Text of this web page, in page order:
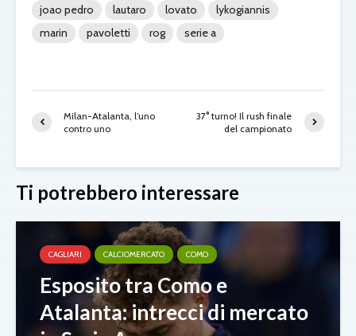
joao pedro
lautaro lovato
lykogiannis
marin
pavoletti rog serie a
Milan-Atalanta, l’uno
contro uno
37° turno! Il rush finale
del campionato
Ti potrebbero interessare
CAGLIARI CALCIOMERCATO COMO
Esposito tra Como e
Atalanta: intrecci di mercato